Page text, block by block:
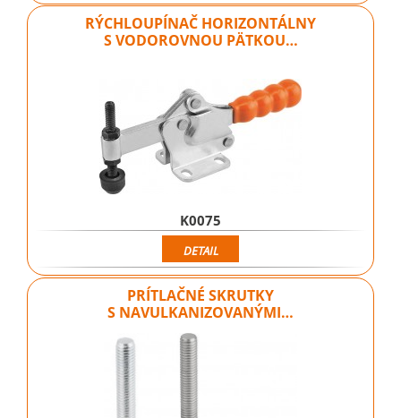
RÝCHLOUPÍNAČ HORIZONTÁLNY
S VODOROVNOU PÄTKOU…
K0075
DETAIL
PRÍTLAČNÉ SKRUTKY
S NAVULKANIZOVANÝMI…